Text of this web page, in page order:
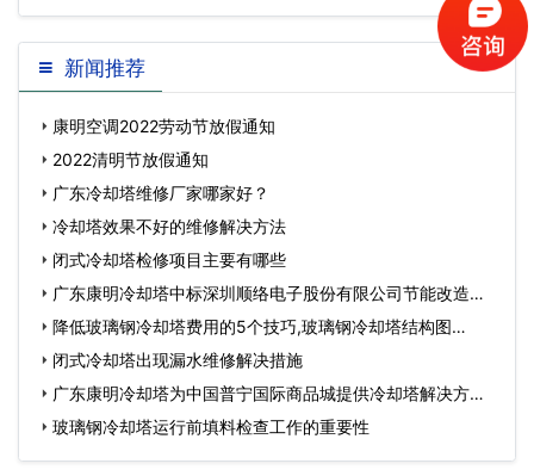
应怎么操作)…
新闻推荐
康明空调2022劳动节放假通知
2022清明节放假通知
广东冷却塔维修厂家哪家好？
冷却塔效果不好的维修解决方法
闭式冷却塔检修项目主要有哪些
广东康明冷却塔中标深圳顺络电子股份有限公司节能改造工
程…降低玻璃钢冷却塔费用的5个技巧,玻璃钢冷却塔结构图…
闭式冷却塔出现漏水维修解决措施
广东康明冷却塔为中国普宁国际商品城提供冷却塔解决方
案…玻璃钢冷却塔运行前填料检查工作的重要性